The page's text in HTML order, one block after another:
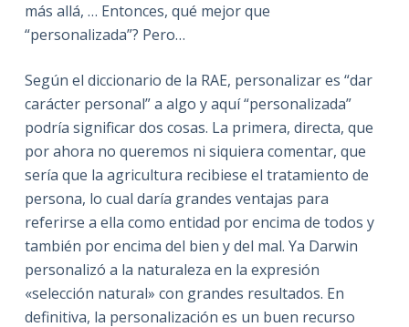
más allá, … Entonces, qué mejor que
“personalizada”? Pero…
Según el diccionario de la RAE, personalizar es “dar
carácter personal” a algo y aquí “personalizada”
podría significar dos cosas. La primera, directa, que
por ahora no queremos ni siquiera comentar, que
sería que la agricultura recibiese el tratamiento de
persona, lo cual daría grandes ventajas para
referirse a ella como entidad por encima de todos y
también por encima del bien y del mal. Ya Darwin
personalizó a la naturaleza en la expresión
«selección natural» con grandes resultados. En
definitiva, la personalización es un buen recurso